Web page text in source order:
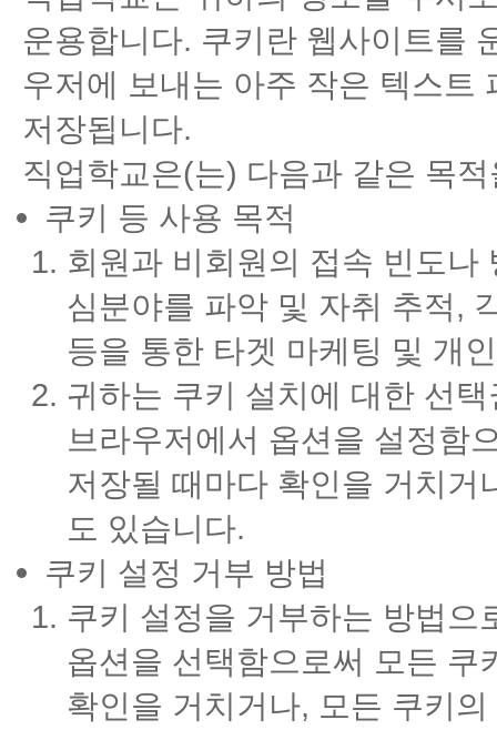
운용합니다. 쿠키란 웹사이트를
우저에 보내는 아주 작은 텍스트
저장됩니다.
직업학교은(는) 다음과 같은 목
쿠키 등 사용 목적
회원과 비회원의 접속 빈도나
심분야를 파악 및 자취 추적,
등을 통한 타겟 마케팅 및 개
귀하는 쿠키 설치에 대한 선
브라우저에서 옵션을 설정함
저장될 때마다 확인을 거치거
도 있습니다.
쿠키 설정 거부 방법
쿠키 설정을 거부하는 방법
옵션을 선택함으로써 모든
확인을 거치거나, 모든 쿠키